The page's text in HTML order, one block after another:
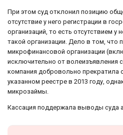
При этом суд отклонил позицию
отсутствие у него регистрации в
организаций, то есть отсутствием у
такой организации. Дело в том, что
микрофинансовой организации
исключительно от волеизъявления
компания добровольно прекратила
указанном реестре в 2013 году,
микрозаймы.
Кассация поддержала выводы суда